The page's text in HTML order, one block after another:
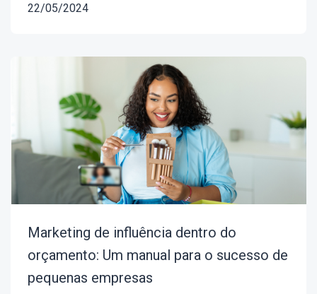
22/05/2024
Marketing de influência dentro do
orçamento: Um manual para o sucesso de
pequenas empresas